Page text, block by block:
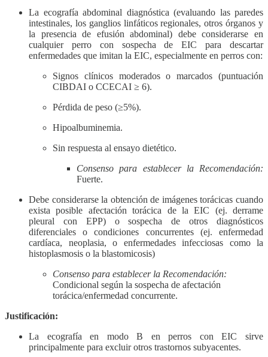
La ecografía abdominal diagnóstica (evaluando las paredes
intestinales, los ganglios linfáticos regionales, otros órganos y
la presencia de efusión abdominal) debe considerarse en
cualquier perro con sospecha de EIC para descartar
enfermedades que imitan la EIC, especialmente en perros con:
Signos clínicos moderados o marcados (puntuación
CIBDAI o CCECAI ≥ 6).
Pérdida de peso (≥5%).
Hipoalbuminemia.
Sin respuesta al ensayo dietético.
Consenso para establecer la Recomendación:
Fuerte.
Debe considerarse la obtención de imágenes torácicas cuando
exista posible afectación torácica de la EIC (ej. derrame
pleural con EPP) o sospecha de otros diagnósticos
diferenciales o condiciones concurrentes (ej. enfermedad
cardíaca, neoplasia, o enfermedades infecciosas como la
histoplasmosis o la blastomicosis)
Consenso para establecer la Recomendación:
Condicional según la sospecha de afectación
torácica/enfermedad concurrente.
Justificación:
La ecografía en modo B en perros con EIC sirve
principalmente para excluir otros trastornos subyacentes.